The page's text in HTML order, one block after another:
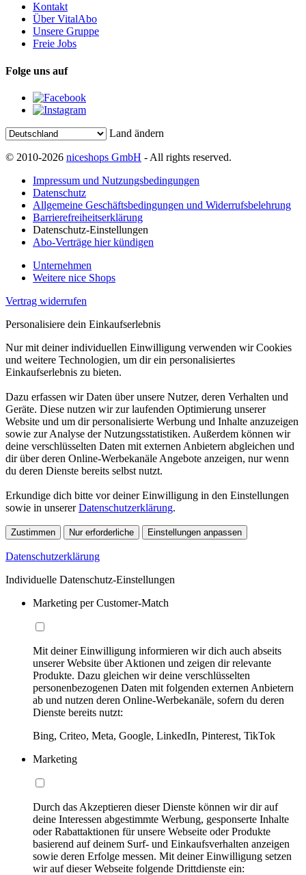
Kontakt
Über VitalAbo
Unsere Gruppe
Freie Jobs
Folge uns auf
Land ändern
© 2010-2026 niceshops GmbH - All rights reserved.
Impressum und Nutzungsbedingungen
Datenschutz
Allgemeine Geschäftsbedingungen und Widerrufsbelehrung
Barrierefreiheitserklärung
Datenschutz-Einstellungen
Abo-Verträge hier kündigen
Unternehmen
Weitere nice Shops
Vertrag widerrufen
Personalisiere dein Einkaufserlebnis
Nur mit deiner individuellen Einwilligung verwenden wir Cookies
und weitere Technologien, um dir ein personalisiertes
Einkaufserlebnis zu bieten.
Dazu erfassen wir Daten über unsere Nutzer, deren Verhalten und
Geräte. Diese nutzen wir zur laufenden Optimierung unserer
Website und um dir personalisierte Werbung und Inhalte anzuzeigen
sowie zur Analyse der Nutzungsstatistiken. Außerdem können wir
deine verschlüsselten Daten mit externen Anbietern abgleichen und
dir über deren Online-Werbekanäle Angebote anzeigen, nur wenn
du deren Dienste bereits selbst nutzt.
Erkundige dich bitte vor deiner Einwilligung in den Einstellungen
sowie in unsererDatenschutzerklärung.
Zustimmen Nur erforderliche Einstellungen anpassen
Datenschutzerklärung
Individuelle Datenschutz-Einstellungen
Marketing per Customer-Match
Mit deiner Einwilligung informieren wir dich auch abseits
unserer Website über Aktionen und zeigen dir relevante
Produkte. Dazu gleichen wir deine verschlüsselten
personenbezogenen Daten mit folgenden externen Anbietern
ab und nutzen deren Online-Werbekanäle, sofern du deren
Dienste bereits nutzt:
Bing, Criteo, Meta, Google, LinkedIn, Pinterest, TikTok
Marketing
Durch das Akzeptieren dieser Dienste können wir dir auf
deine Interessen abgestimmte Werbung, gesponserte Inhalte
oder Rabattaktionen für unsere Webseite oder Produkte
basierend auf deinem Surf- und Einkaufsverhalten anzeigen
sowie deren Erfolge messen. Mit deiner Einwilligung setzen
wir auf dieser Webseite folgende Drittdienste ein: